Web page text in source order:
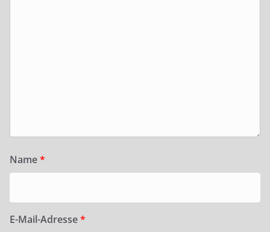
Name*
E-Mail-Adresse*